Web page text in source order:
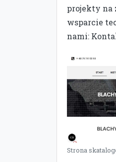
projekty na
wsparcie
nami:
Strona